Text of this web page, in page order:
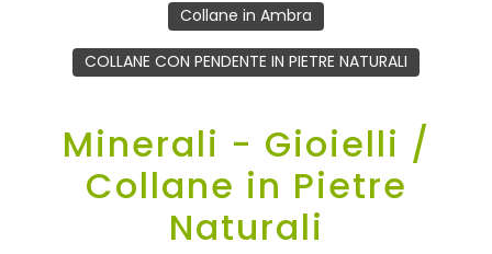
Collane in Ambra
COLLANE CON PENDENTE IN PIETRE NATURALI
Minerali - Gioielli /
Collane in Pietre
Naturali